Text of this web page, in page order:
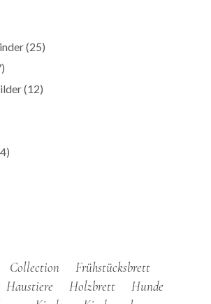
(25)
(12)
Collection
Frühstücksbrett
Haustiere Holzbrett
Hunde